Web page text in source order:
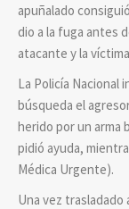
apuñalado
dio a la fuga antes
atacante y la
La Policía Nacional
búsqueda el
herido por un arma
pidió ayuda,
Médica Urgente).
Una vez